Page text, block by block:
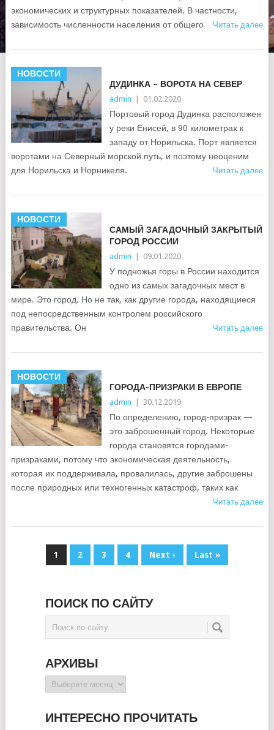
экономических и структурных показателей. В частности,
зависимость численности населения от общего
Читать далее
НОВОСТИ
ДУДИНКА – ВОРОТА НА СЕВЕР
admin 01.02.2020
Портовый город Дудинка расположен
у реки Енисей, в 90 километрах к
западу от Норильска. Порт является
воротами на Северный морской путь, и поэтому неоценим
для Норильска и Норникеля.
Читать далее
НОВОСТИ
САМЫЙ ЗАГАДОЧНЫЙ ЗАКРЫТЫЙ
ГОРОД РОССИИ
admin 09.01.2020
У подножья горы в России находится
одно из самых загадочных мест в
мире. Это город. Но не так, как другие города, находящиеся
под непосредственным контролем российского
правительства. Он
Читать далее
НОВОСТИ
ГОРОДА-ПРИЗРАКИ В ЕВРОПЕ
admin 30.12.2019
По определению, город-призрак —
это заброшенный город. Некоторые
города становятся городами-
призраками, потому что экономическая деятельность,
которая их поддерживала, провалилась, другие заброшены
после природных или техногенных катастроф, таких как
Читать далее
1 2 3 4 Next › Last »
ПОИСК ПО САЙТУ
АРХИВЫ
Архивы
ИНТЕРЕСНО ПРОЧИТАТЬ